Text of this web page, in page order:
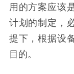
用的方案应该
计划的制定，
提下，根据设
目的。